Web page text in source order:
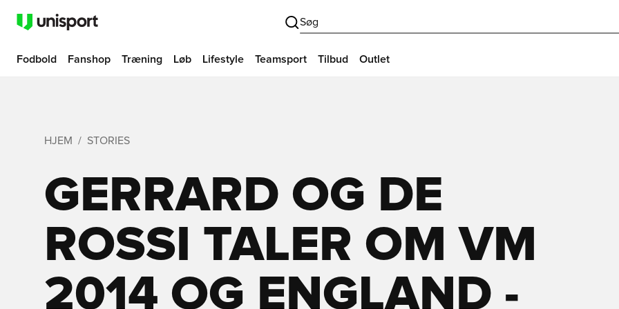
Søg
Fodbold Fanshop Træning Løb Lifestyle Teamsport Tilbud Outlet
HJEM STORIES
GERRARD OG DE
ROSSI TALER OM VM
2014 OG ENGLAND -